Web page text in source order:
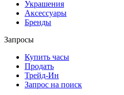
Украшения
Аксессуары
Бренды
Запросы
Купить часы
Продать
Трейд-Ин
Запрос на поиск